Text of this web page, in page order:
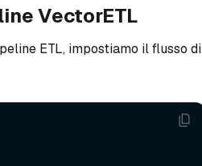
VectorETL
ETL, impostiamo il flusso di